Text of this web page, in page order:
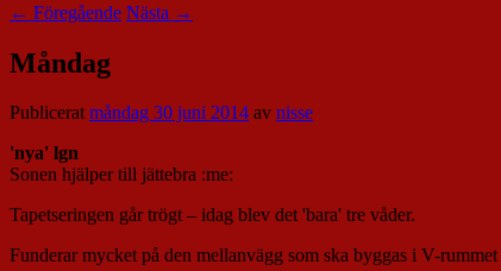
← Föregående Nästa →
Måndag
Publiceratmåndag 30 juni 2014 av nisse
'nya' lgn
Sonen hjälper till jättebra :me:
Tapetseringen går trögt – idag blev det 'bara' tre våder.
Funderar mycket på den mellanvägg som ska byggas i V-